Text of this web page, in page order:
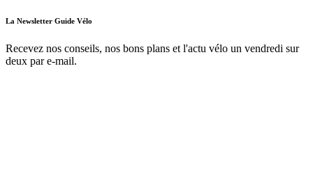
La Newsletter Guide Vélo
Recevez nos conseils, nos bons plans et l'actu vélo un vendredi sur
deux par e-mail.